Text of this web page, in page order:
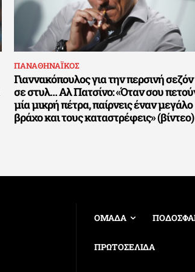
ΠΑΝΑΘΗΝΑΪΚΟΣ
Γιαννακόπουλος για την περσινή σεζόν
σε στυλ… Αλ Πατσίνο: «Όταν σου
μία μικρή πέτρα, παίρνεις έναν μεγάλο
βράχο και τους καταστρέφεις» (βίντεο)
ΟΜΑΔΑ
ΠΡΩΤΟΣΕΛΙΔΑ